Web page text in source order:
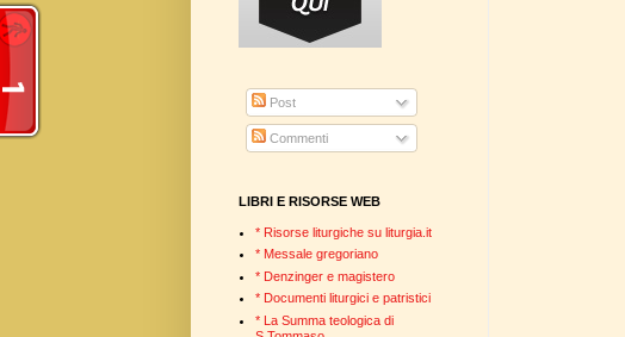
Post
Commenti
LIBRI E RISORSE WEB
* Risorse liturgiche su liturgia.it
* Messale gregoriano
* Denzinger e magistero
* Documenti liturgici e patristici
* La Summa teologica di